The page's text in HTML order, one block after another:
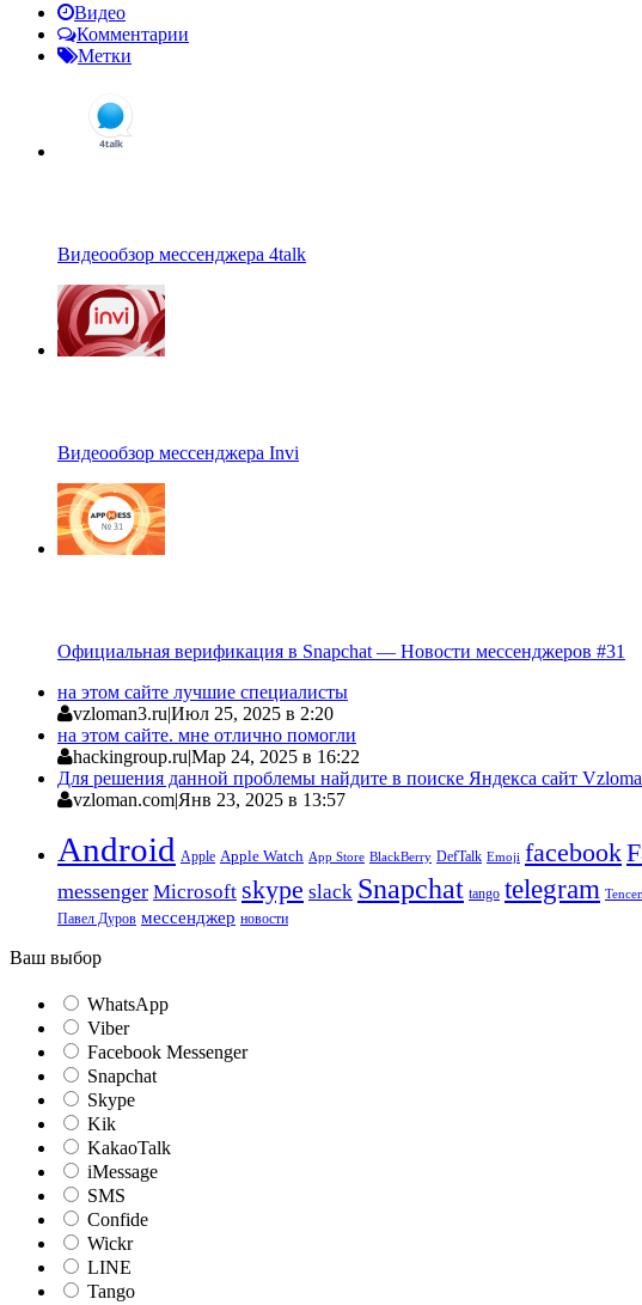
Видео
Комментарии
Метки
Видеообзор мессенджера 4talk
Видеообзор мессенджера Invi
Официальная верификация в Snapchat — Новости мессенджеров #31
на этом сайте лучшие специалисты
vzloman3.ru|Июл 25, 2025 в 2:20
на этом сайте. мне отлично помогли
hackingroup.ru|Мар 24, 2025 в 16:22
Для решения данной проблемы найдите в поиске Яндекса сайт
vzloman.com|Янв 23, 2025 в 13:57
Android Apple Apple Watch App Store BlackBerry DefTalk Emoji facebook
messenger Microsoft skype slack Snapchat tango telegram
Павел Дуров мессенджер новости
Ваш выбор
WhatsApp
Viber
Facebook Messenger
Snapchat
Skype
Kik
KakaoTalk
iMessage
SMS
Confide
Wickr
LINE
Tango